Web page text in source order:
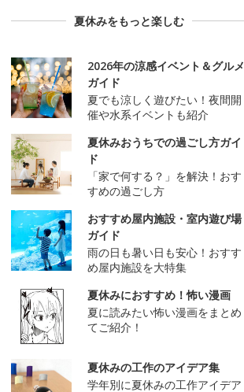
夏休みをもっと楽しむ
2026年の涼感イベント＆グルメ
ガイド
夏でも涼しく遊びたい！夜間開
催や水系イベントも紹介
夏休みおうちでの過ごし方ガイ
ド
「家で何する？」を解決！おす
すめの過ごし方
おすすめ屋内施設・室内遊び場
ガイド
雨の日も暑い日も安心！おすす
め屋内施設を大特集
夏休みにおすすめ！怖い漫画
夏に読みたい怖い漫画をまとめ
てご紹介！
夏休みの工作のアイデア集
学年別に夏休みの工作アイデア